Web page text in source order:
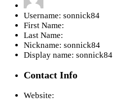
Username: sonnick84
First Name:
Last Name:
Nickname: sonnick84
Display name: sonnick84
Contact Info
Website: